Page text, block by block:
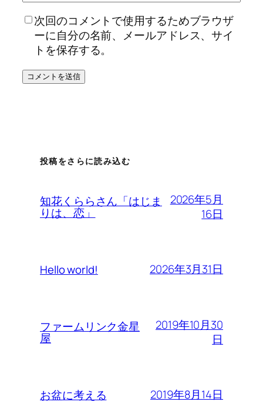
次回のコメントで使用するためブラウザ
ーに自分の名前、メールアドレス、サイ
トを保存する。
投稿をさらに読み込む
知花くららさん「はじま
りは、恋」
2026年5月
16日
Hello world! 2026年3月31日
ファームリンク金星
屋
2019年10月30
日
お盆に考える 2019年8月14日